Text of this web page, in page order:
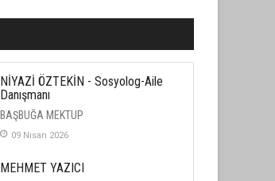
NİYAZİ ÖZTEKİN - Sosyolog-Aile
Danışmanı
BAŞBUĞA MEKTUP
09 Nisan 2026
MEHMET YAZICI